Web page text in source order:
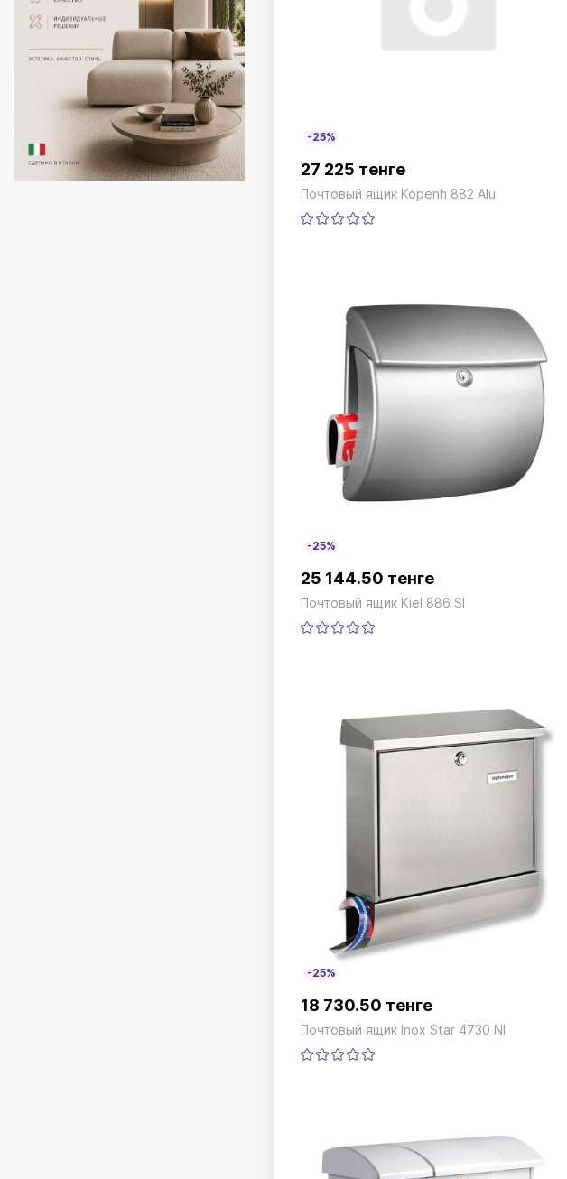
-25%
27 225 тенге
Почтовый ящик Kopenh 882 Alu
-25%
25 144.50 тенге
Почтовый ящик Kiel 886 SI
-25%
18 730.50 тенге
Почтовый ящик Inox Star 4730 NI